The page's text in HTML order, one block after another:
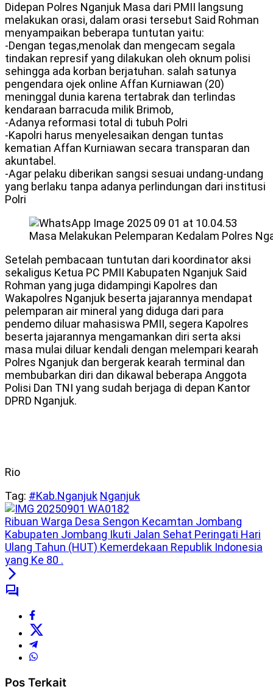
Didepan Polres Nganjuk Masa dari PMII langsung
melakukan orasi, dalam orasi tersebut Said Rohman
menyampaikan beberapa tuntutan yaitu:
-Dengan tegas,menolak dan mengecam segala
tindakan represif yang dilakukan oleh oknum polisi
sehingga ada korban berjatuhan. salah satunya
pengendara ojek online Affan Kurniawan (20)
meninggal dunia karena tertabrak dan terlindas
kendaraan barracuda milik Brimob,
-Adanya reformasi total di tubuh Polri
-Kapolri harus menyelesaikan dengan tuntas
kematian Affan Kurniawan secara transparan dan
akuntabel.
-Agar pelaku diberikan sangsi sesuai undang-undang
yang berlaku tanpa adanya perlindungan dari institusi
Polri
Masa Melakukan Pelemparan Kedalam Polres
Setelah pembacaan tuntutan dari koordinator aksi
sekaligus Ketua PC PMII Kabupaten Nganjuk Said
Rohman yang juga didampingi Kapolres dan
Wakapolres Nganjuk beserta jajarannya mendapat
pelemparan air mineral yang diduga dari para
pendemo diluar mahasiswa PMII, segera Kapolres
beserta jajarannya mengamankan diri serta aksi
masa mulai diluar kendali dengan melempari kearah
Polres Nganjuk dan bergerak kearah terminal dan
membubarkan diri dan dikawal beberapa Anggota
Polisi Dan TNI yang sudah berjaga di depan Kantor
DPRD Nganjuk.
Rio
Tag: #Kab.Nganjuk Nganjuk
Ribuan Warga Desa Sengon Kecamtan Jombang
Kabupaten Jombang Ikuti Jalan Sehat Peringati Hari
Ulang Tahun (HUT) Kemerdekaan Republik Indonesia
yang Ke 80 .
Pos Terkait